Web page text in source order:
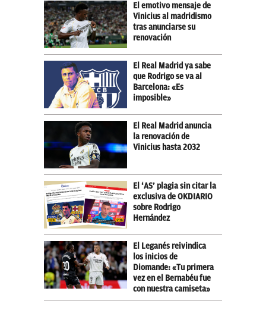
El emotivo mensaje de
Vinicius al madridismo
tras anunciarse su
renovación
El Real Madrid ya sabe
que Rodrigo se va al
Barcelona: «Es
imposible»
El Real Madrid anuncia
la renovación de
Vinicius hasta 2032
El ‘AS’ plagia sin citar la
exclusiva de OKDIARIO
sobre Rodrigo
Hernández
El Leganés reivindica
los inicios de
Diomande: «Tu primera
vez en el Bernabéu fue
con nuestra camiseta»